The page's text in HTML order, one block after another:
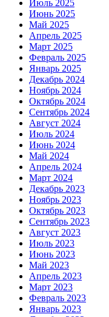
Июль 2025
Июнь 2025
Май 2025
Апрель 2025
Март 2025
Февраль 2025
Январь 2025
Декабрь 2024
Ноябрь 2024
Октябрь 2024
Сентябрь 2024
Август 2024
Июль 2024
Июнь 2024
Май 2024
Апрель 2024
Март 2024
Декабрь 2023
Ноябрь 2023
Октябрь 2023
Сентябрь 2023
Август 2023
Июль 2023
Июнь 2023
Май 2023
Апрель 2023
Март 2023
Февраль 2023
Январь 2023